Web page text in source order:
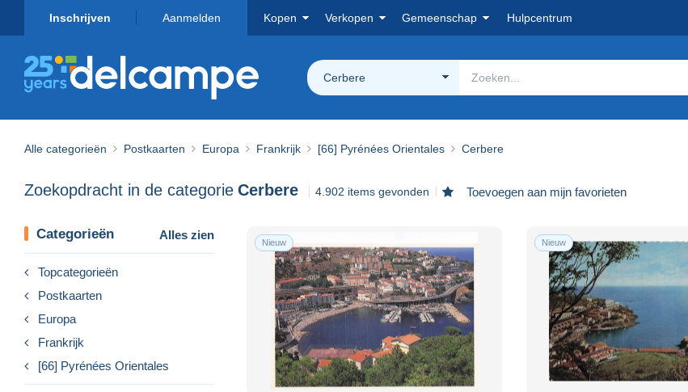
Inschrijven Aanmelden Kopen Verkopen Gemeenschap Hulpcentrum
Cerbere
Alle categorieën Postkaarten Europa Frankrijk [66] Pyrénées Orientales Cerbere
Zoekopdracht in de categorie Cerbere 4.902 items gevonden Toevoegen aan mijn favorieten
Categorieën Alles zien
Topcategorieën
Postkaarten
Europa
Frankrijk
[66] Pyrénées Orientales
Nieuw Nieuw